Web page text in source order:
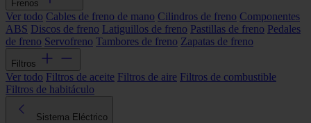
Frenos
Ver todo Cables de freno de mano Cilindros de freno Componentes
ABS Discos de freno Latiguillos de freno Pastillas de freno Pedales
de freno Servofreno Tambores de freno Zapatas de freno
Filtros
Ver todo Filtros de aceite Filtros de aire Filtros de combustible
Filtros de habitáculo
Sistema Eléctrico